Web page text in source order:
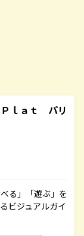
ｌａｔ パリ
る」「遊ぶ」を
ビジュアルガイ